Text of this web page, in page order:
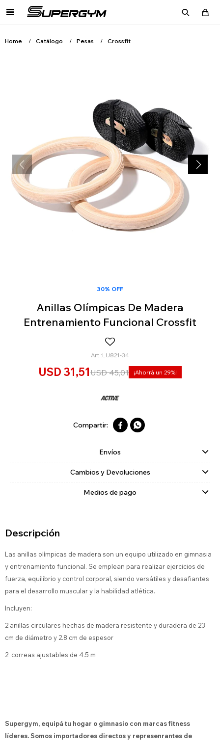

Home Catálogo Pesas Crossfit
30% OFF
Anillas Olímpicas De Madera
Entrenamiento Funcional Crossfit
LU821-34
USD 31,51USD 45,01 29
 
Envíos
Cambios y Devoluciones
Medios de pago
Descripción
Las anillas olímpicas de madera son un equipo utilizado en gimnasia
y entrenamiento funcional. Se emplean para realizar ejercicios de
fuerza, equilibrio y control corporal, siendo versátiles y desafiantes
para el desarrollo muscular y la habilidad atlética.
Incluyen:
2 anillas circulares hechas de madera resistente y duradera de 23
cm de diámetro y 2.8 cm de espesor
2 correas ajustables de 4.5 m
Supergym, equipá tu hogar o gimnasio con marcas fitness
líderes. Somos importadores directos y represenrantes de